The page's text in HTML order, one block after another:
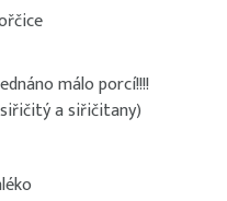
málo porcí!!!!
siřičitý a siřičitany)